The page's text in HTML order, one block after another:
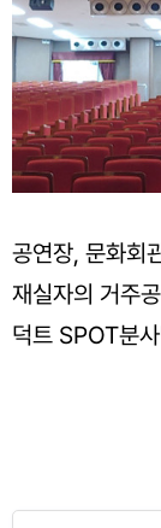
공연장, 문화회
재실자의 거주
덕트 SPOT분